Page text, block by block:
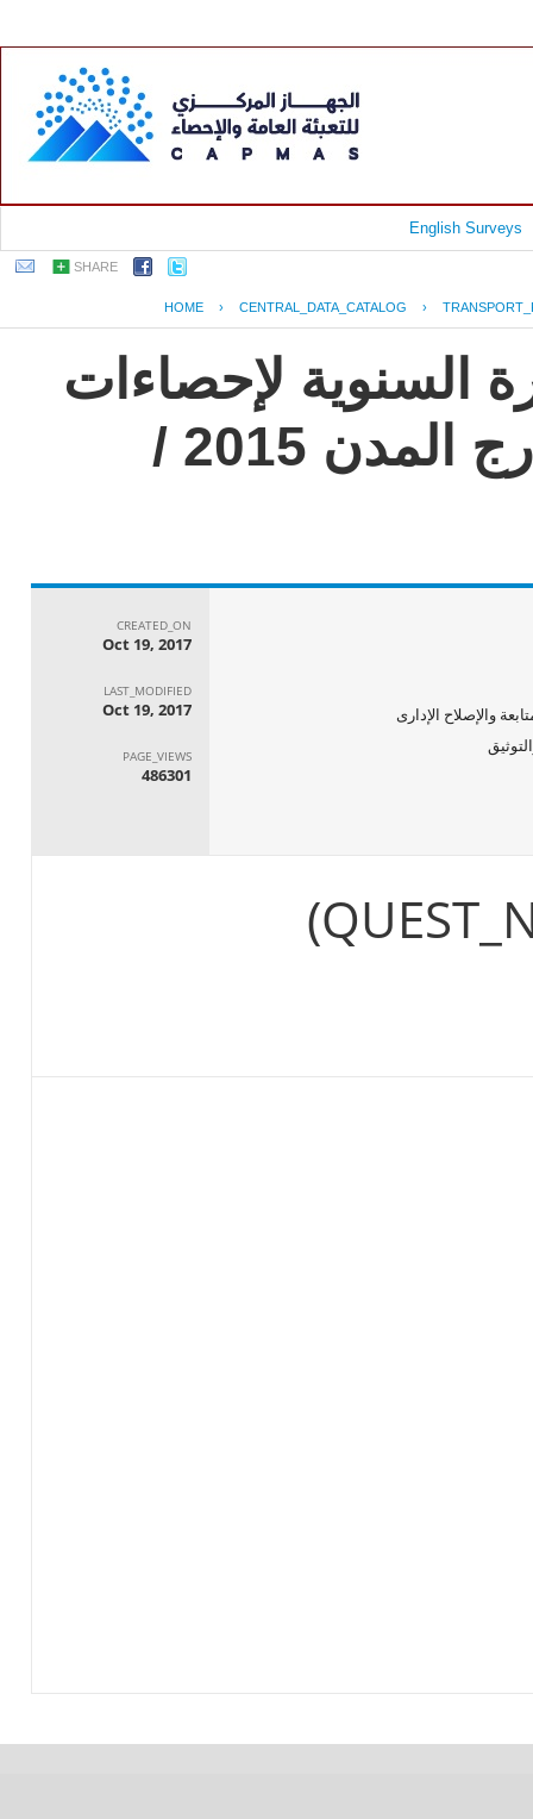
English Surveys
SHARE
HOME › CENTRAL_DATA_CATALOG ›
السنوية لإحصاءات
النقل العام للركاب داخل وخارج المدن 2015 /
والإصلاح الإدارى
CREATED_ON
Oct 19, 2017
LAST_MODIFIED
Oct 19, 2017
PAGE_VIEWS
486301